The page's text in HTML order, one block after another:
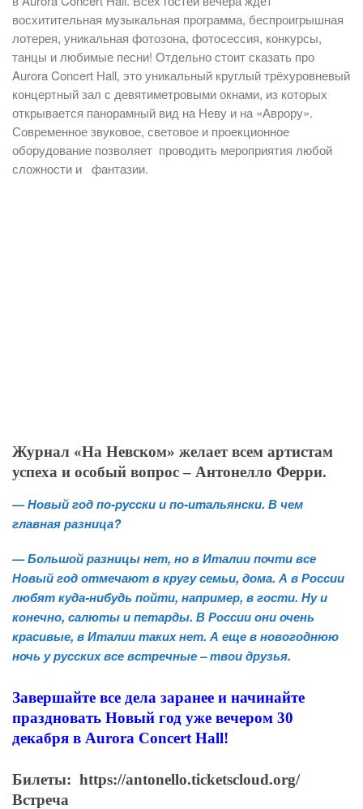
восхитительная музыкальная программа, беспроигрышная
лотерея, уникальная фотозона, фотосессия, конкурсы,
танцы и любимые песни! Отдельно стоит сказать про
Aurora Concert Hall, это уникальный круглый трёхуровневый
концертный зал с девятиметровыми окнами, из которых
открывается панорамный вид на Неву и на «Аврору».
Современное звуковое, световое и проекционное
оборудование позволяет проводить мероприятия любой
сложности и фантазии.
Журнал «На Невском» желает всем артистам
успеха и особый вопрос – Антонелло Ферри.
— Новый год по-русски и по-итальянски. В чем
главная разница?
— Большой разницы нет, но в Италии почти все
Новый год отмечают в кругу семьи, дома. А в России
любят куда-нибудь пойти, например, в гости. Ну и
конечно, салюты и петарды. В России они очень
красивые, в Италии таких нет. А еще в новогоднюю
ночь у русских все встречные – твои друзья.
Завершайте все дела заранее и начинайте
праздновать Новый год уже вечером 30
декабря в Aurora Concert Hall!
Билеты: https://antonello.ticketscloud.org/
Встреча